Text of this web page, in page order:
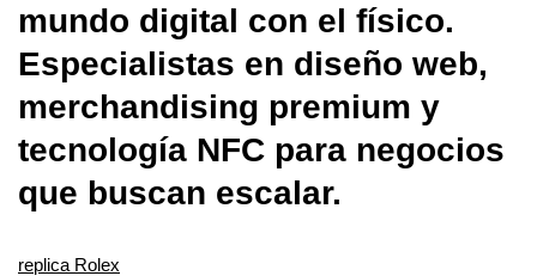
mundo digital con el físico.
Especialistas en diseño web,
merchandising premium y
tecnología NFC para negocios
que buscan escalar.
replica Rolex